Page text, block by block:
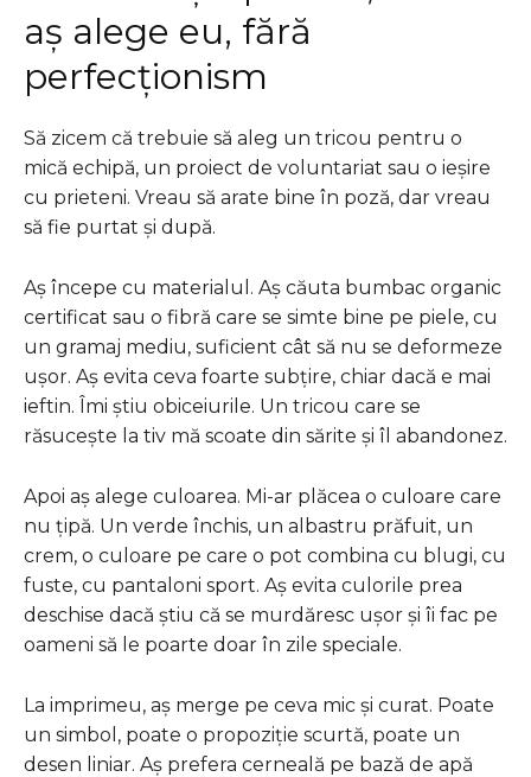
aș alege eu, fără
perfecționism
Să zicem că trebuie să aleg un tricou pentru o
mică echipă, un proiect de voluntariat sau o ieșire
cu prieteni. Vreau să arate bine în poză, dar vreau
să fie purtat și după.
Aș începe cu materialul. Aș căuta bumbac organic
certificat sau o fibră care se simte bine pe piele, cu
un gramaj mediu, suficient cât să nu se deformeze
ușor. Aș evita ceva foarte subțire, chiar dacă e mai
ieftin. Îmi știu obiceiurile. Un tricou care se
răsucește la tiv mă scoate din sărite și îl abandonez.
Apoi aș alege culoarea. Mi-ar plăcea o culoare care
nu țipă. Un verde închis, un albastru prăfuit, un
crem, o culoare pe care o pot combina cu blugi, cu
fuste, cu pantaloni sport. Aș evita culorile prea
deschise dacă știu că se murdăresc ușor și îi fac pe
oameni să le poarte doar în zile speciale.
La imprimeu, aș merge pe ceva mic și curat. Poate
un simbol, poate o propoziție scurtă, poate un
desen liniar. Aș prefera cerneală pe bază de apă